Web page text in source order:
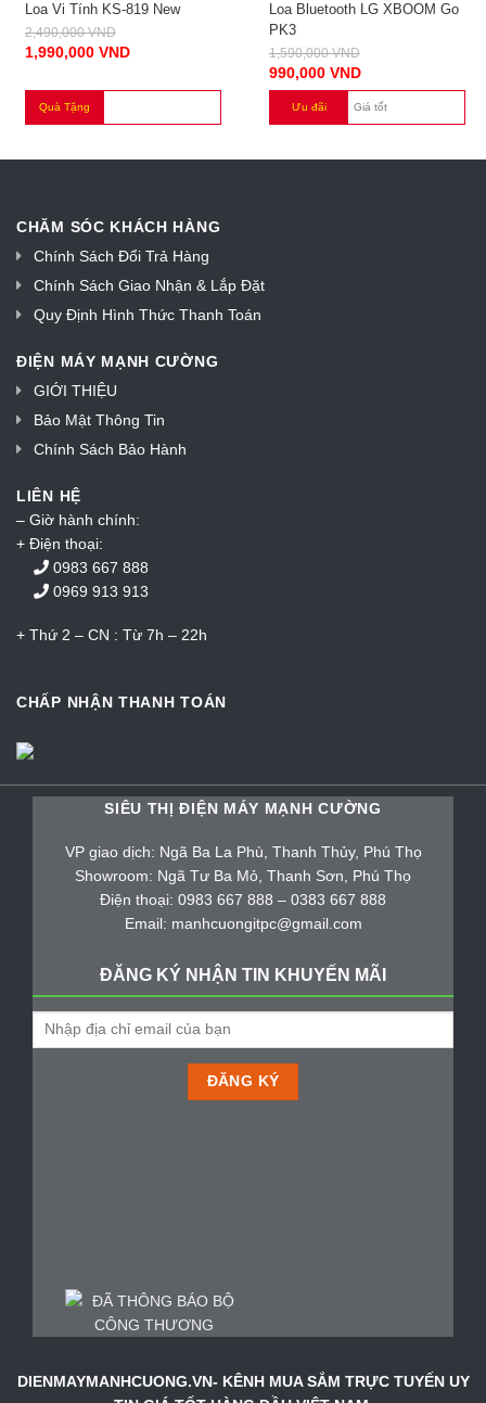
Loa Vi Tính KS-819 New
2,490,000VND
1,990,000 VND
Quà Tặng
Loa Bluetooth LG XBOOM Go
PK3
1,590,000VND
990,000 VND
Ưu đãi Giá tốt
CHĂM SÓC KHÁCH HÀNG
Chính Sách Đổi Trả Hàng
Chính Sách Giao Nhận & Lắp Đặt
Quy Định Hình Thức Thanh Toán
ĐIỆN MÁY MẠNH CƯỜNG
GIỚI THIỆU
Bảo Mật Thông Tin
Chính Sách Bảo Hành
LIÊN HỆ
– Giờ hành chính:
+ Điện thoại:
0983 667 888
0969 913 913
+ Thứ 2 – CN : Từ 7h – 22h
CHẤP NHẬN THANH TOÁN
SIÊU THỊ ĐIỆN MÁY MẠNH CƯỜNG
VP giao dịch: Ngã Ba La Phù, Thanh Thủy, Phú Thọ
Showroom: Ngã Tư Ba Mỏ, Thanh Sơn, Phú Thọ
Điện thoại: 0983 667 888 – 0383 667 888
Email: manhcuongitpc@gmail.com
ĐĂNG KÝ NHẬN TIN KHUYẾN MÃI
DIENMAYMANHCUONG.VN- KÊNH MUA SẮM TRỰC TUYẾN UY